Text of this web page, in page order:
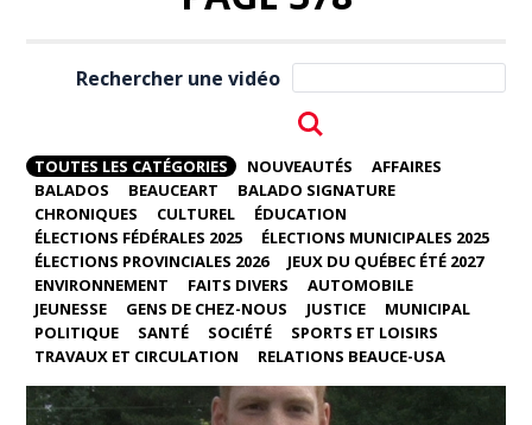
Rechercher une vidéo
TOUTES LES CATÉGORIES NOUVEAUTÉS
AFFAIRES
BALADOS
BEAUCEART
BALADO SIGNATURE
CHRONIQUES
CULTUREL
ÉDUCATION
ÉLECTIONS FÉDÉRALES 2025
ÉLECTIONS MUNICIPALES 2025
ÉLECTIONS PROVINCIALES 2026
JEUX DU QUÉBEC ÉTÉ 2027
ENVIRONNEMENT
FAITS DIVERS
AUTOMOBILE
JEUNESSE
GENS DE CHEZ-NOUS JUSTICE
MUNICIPAL
POLITIQUE
SANTÉ SOCIÉTÉ
SPORTS ET LOISIRS
TRAVAUX ET CIRCULATION
RELATIONS BEAUCE-USA